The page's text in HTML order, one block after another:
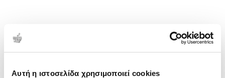
Αυτή η ιστοσελίδα χρησιμοποιεί cookies